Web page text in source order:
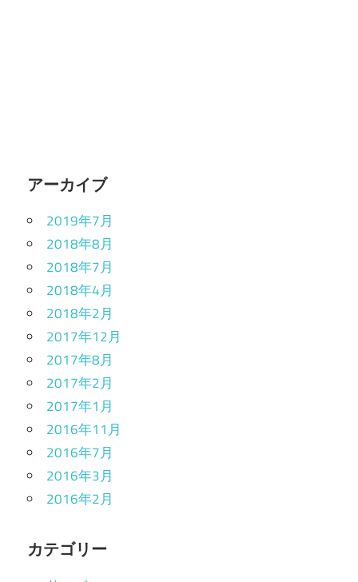
アーカイブ
2019年7月
2018年8月
2018年7月
2018年4月
2018年2月
2017年12月
2017年8月
2017年2月
2017年1月
2016年11月
2016年7月
2016年3月
2016年2月
カテゴリー